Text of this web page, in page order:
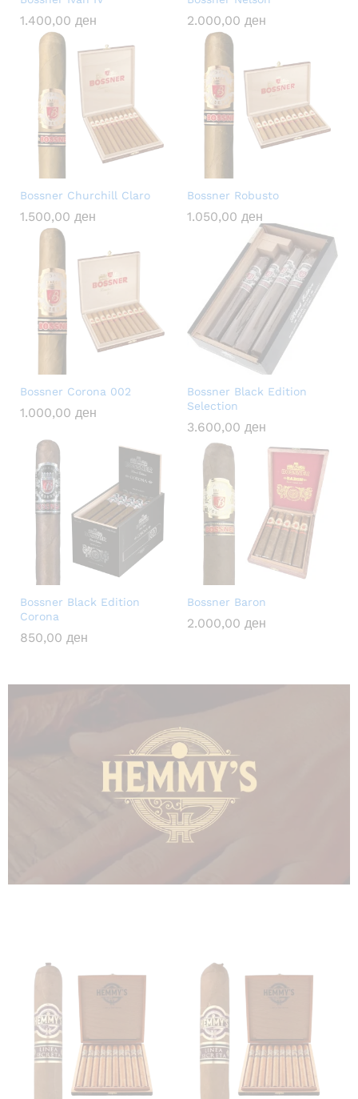
1.400,00 ден 2.000,00 ден
Bossner Churchill Claro
1.500,00 ден
Bossner Robusto
1.050,00 ден
Bossner Corona 002
1.000,00 ден
Bossner Black Edition
Selection
3.600,00 ден
Bossner Black Edition
Corona
850,00 ден
Bossner Baron
2.000,00 ден